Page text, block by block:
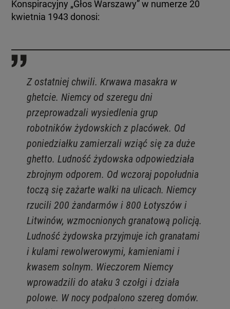
Konspiracyjny „Głos Warszawy” w numerze 20
kwietnia 1943 donosi:
Z ostatniej chwili. Krwawa masakra w
ghetcie. Niemcy od szeregu dni
przeprowadzali wysiedlenia grup
robotników żydowskich z placówek. Od
poniedziałku zamierzali wziąć się za duże
ghetto. Ludność żydowska odpowiedziała
zbrojnym odporem. Od wczoraj popołudnia
toczą się zażarte walki na ulicach. Niemcy
rzucili 200 żandarmów i 800 Łotyszów i
Litwinów, wzmocnionych granatową policją.
Ludność żydowska przyjmuje ich granatami
i kulami rewolwerowymi, kamieniami i
kwasem solnym. Wieczorem Niemcy
wprowadzili do ataku 3 czołgi i działa
polowe. W nocy podpalono szereg domów.